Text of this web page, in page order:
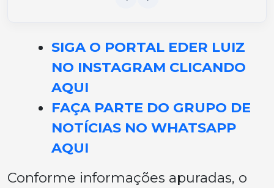
SIGA O PORTAL EDER LUIZ
NO INSTAGRAM CLICANDO
AQUI
FAÇA PARTE DO GRUPO DE
NOTÍCIAS NO WHATSAPP
AQUI
Conforme informações apuradas, o